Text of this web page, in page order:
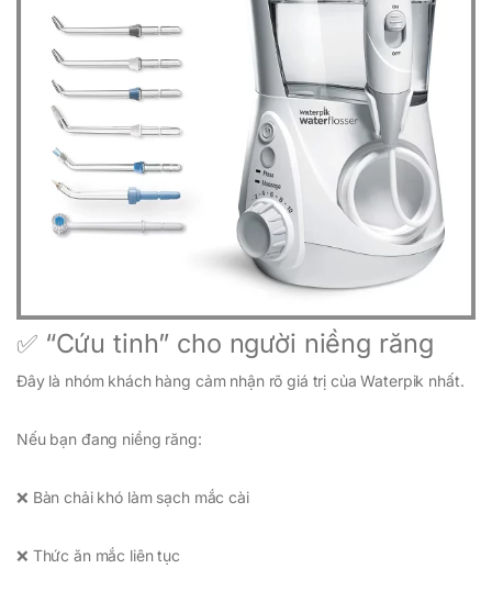
✅ “Cứu tinh” cho người niềng răng
Đây là nhóm khách hàng cảm nhận rõ giá trị của Waterpik nhất.
Nếu bạn đang niềng răng:
❌ Bàn chải khó làm sạch mắc cài
❌ Thức ăn mắc liên tục